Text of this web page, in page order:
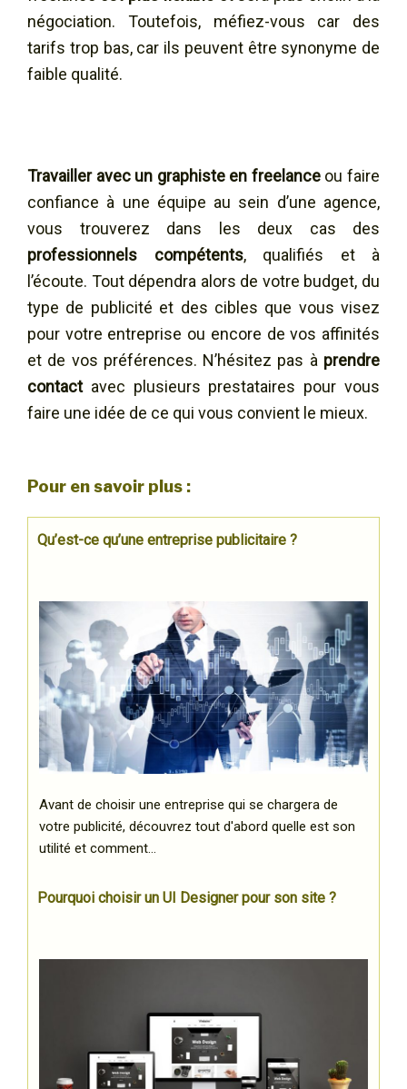
négociation. Toutefois, méfiez-vous car des
tarifs trop bas, car ils peuvent être synonyme de
faible qualité.
Travailler avec un graphiste en freelanceou faire
confiance à une équipe au sein d’une agence,
vous trouverez dans les deux cas des
professionnels compétents, qualifiés et à
l’écoute. Tout dépendra alors de votre budget, du
type de publicité et des cibles que vous visez
pour votre entreprise ou encore de vos affinités
et de vos préférences. N’hésitez pas à prendre
contactavec plusieurs prestataires pour vous
faire une idée de ce qui vous convient le mieux.
Pour en savoir plus :
Qu’est-ce qu’une entreprise publicitaire ?
Avant de choisir une entreprise qui se chargera de
votre publicité, découvrez tout d'abord quelle est son
utilité et comment…
Pourquoi choisir un UI Designer pour son site ?